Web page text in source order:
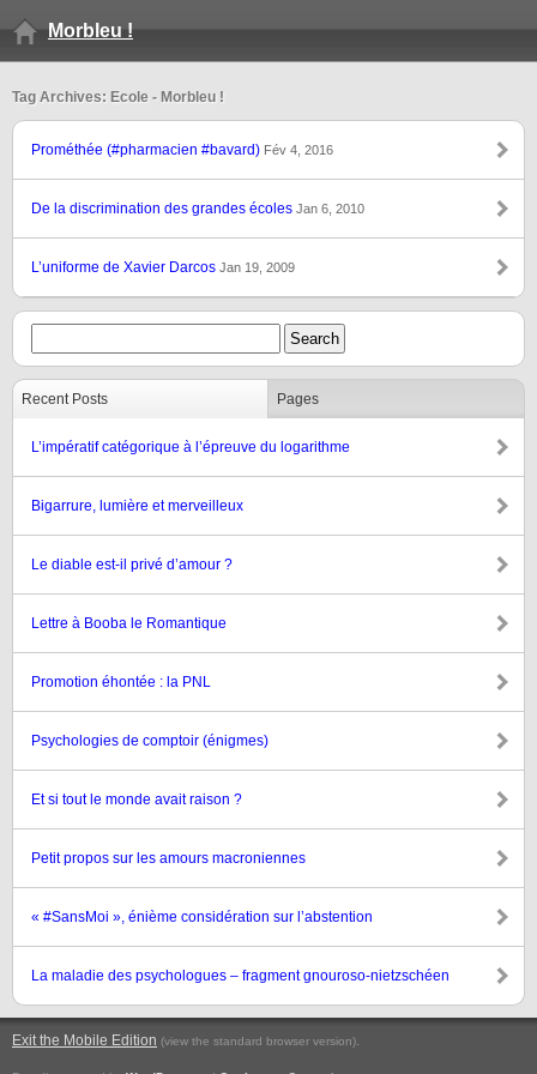
Morbleu !
Tag Archives: Ecole - Morbleu !
Prométhée (#pharmacien #bavard) Fév 4, 2016
De la discrimination des grandes écoles Jan 6, 2010
L’uniforme de Xavier Darcos Jan 19, 2009
Recent Posts Pages
L’impératif catégorique à l’épreuve du logarithme
Bigarrure, lumière et merveilleux
Le diable est-il privé d’amour ?
Lettre à Booba le Romantique
Promotion éhontée : la PNL
Psychologies de comptoir (énigmes)
Et si tout le monde avait raison ?
Petit propos sur les amours macroniennes
« #SansMoi », énième considération sur l’abstention
La maladie des psychologues – fragment gnouroso-nietzschéen
Exit the Mobile Edition (view the standard browser version).